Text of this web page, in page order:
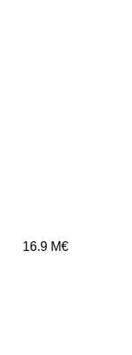
16.9 M€